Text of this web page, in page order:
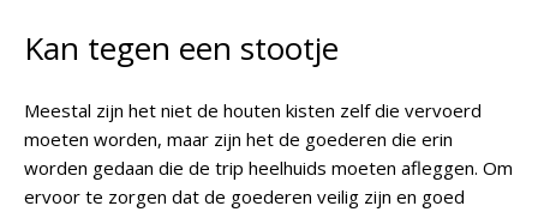
Kan tegen een stootje
Meestal zijn het niet de houten kisten zelf die vervoerd
moeten worden, maar zijn het de goederen die erin
worden gedaan die de trip heelhuids moeten afleggen. Om
ervoor te zorgen dat de goederen veilig zijn en goed